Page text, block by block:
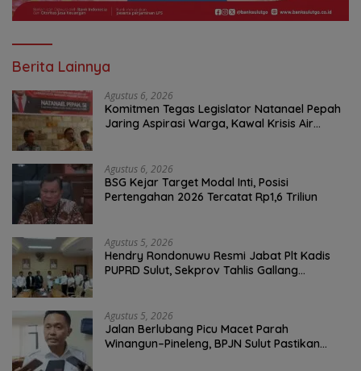
Berita Lainnya
Agustus 6, 2026
Komitmen Tegas Legislator Natanael Pepah
Jaring Aspirasi Warga, Kawal Krisis Air
Agustus 6, 2026
BSG Kejar Target Modal Inti, Posisi
Pertengahan 2026 Tercatat Rp1,6 Triliun
Agustus 5, 2026
Hendry Rondonuwu Resmi Jabat Plt Kadis
PUPRD Sulut, Sekprov Tahlis Gallang
Agustus 5, 2026
Jalan Berlubang Picu Macet Parah
Winangun–Pineleng, BPJN Sulut Pastikan